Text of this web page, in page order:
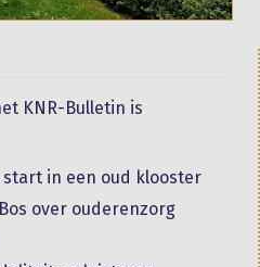
KNR-Bulletin is
start in een oud klooster
over ouderenzorg